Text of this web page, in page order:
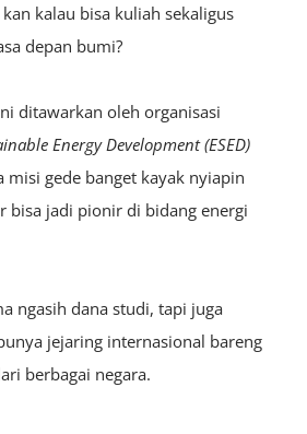
kalau bisa kuliah sekaligus
depan bumi?
ditawarkan oleh organisasi
Energy Development (ESED)
misi gede banget kayak nyiapin
bisa jadi pionir di bidang energi
ngasih dana studi, tapi juga
jejaring internasional bareng
berbagai negara.